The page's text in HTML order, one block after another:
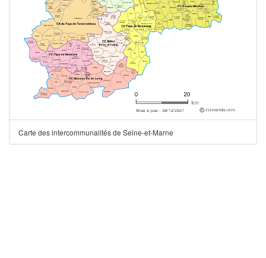
Carte des intercommunalités de Seine-et-Marne